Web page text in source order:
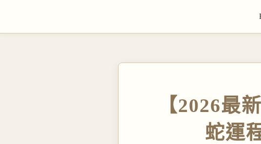
【2026最
蛇運